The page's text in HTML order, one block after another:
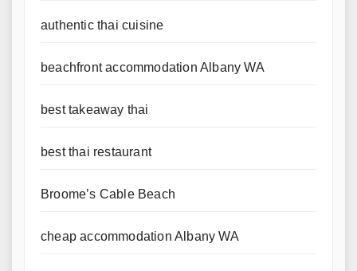
authentic thai cuisine
beachfront accommodation Albany WA
best takeaway thai
best thai restaurant
Broome’s Cable Beach
cheap accommodation Albany WA